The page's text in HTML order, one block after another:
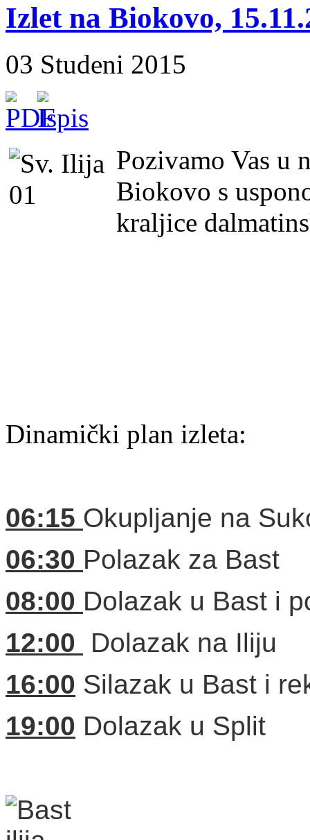
Izlet na Biokovo,
03 Studeni 2015
Pozivamo Vas u
Biokovo s
kraljice
Dinamički plan izleta:
06:15 Okupljanje na
06:30 Polazak za Bast
08:00 Dolazak u Bast i
12:00
Dolazak na Iliju
16:00 Silazak u Bast i
19:00 Dolazak u Split